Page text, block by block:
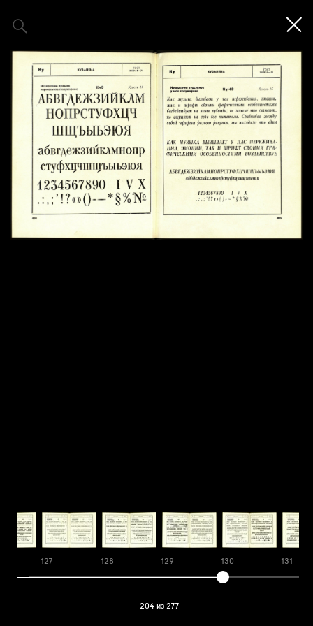
127 128 129 130 131
204 из 277